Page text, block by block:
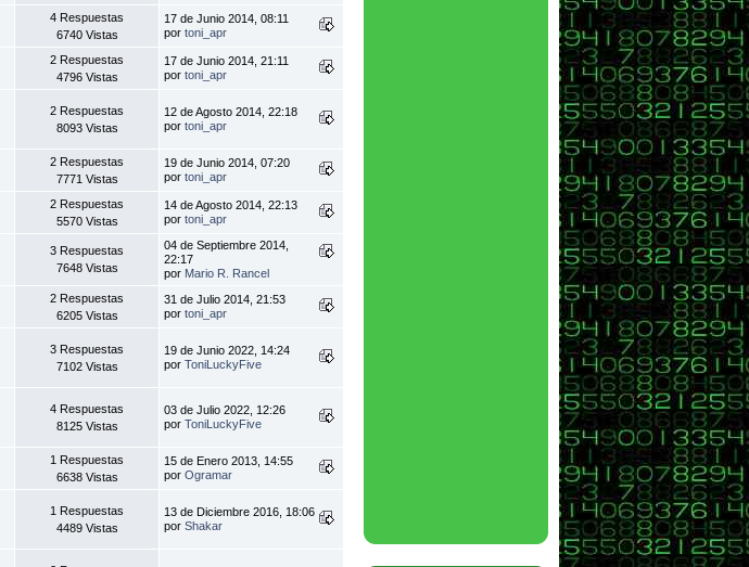
4 Respuestas
6740 Vistas
17 de Junio 2014, 08:11
por toni_apr
2 Respuestas
4796 Vistas
17 de Junio 2014, 21:11
por toni_apr
2 Respuestas
8093 Vistas
12 de Agosto 2014, 22:18
por toni_apr
2 Respuestas
7771 Vistas
19 de Junio 2014, 07:20
por toni_apr
2 Respuestas
5570 Vistas
14 de Agosto 2014, 22:13
por toni_apr
3 Respuestas
7648 Vistas
04 de Septiembre 2014,
22:17
por Mario R. Rancel
2 Respuestas
6205 Vistas
31 de Julio 2014, 21:53
por toni_apr
3 Respuestas
7102 Vistas
19 de Junio 2022, 14:24
por ToniLuckyFive
4 Respuestas
8125 Vistas
03 de Julio 2022, 12:26
por ToniLuckyFive
1 Respuestas
6638 Vistas
15 de Enero 2013, 14:55
por Ogramar
1 Respuestas
4489 Vistas
13 de Diciembre 2016, 18:06
por Shakar